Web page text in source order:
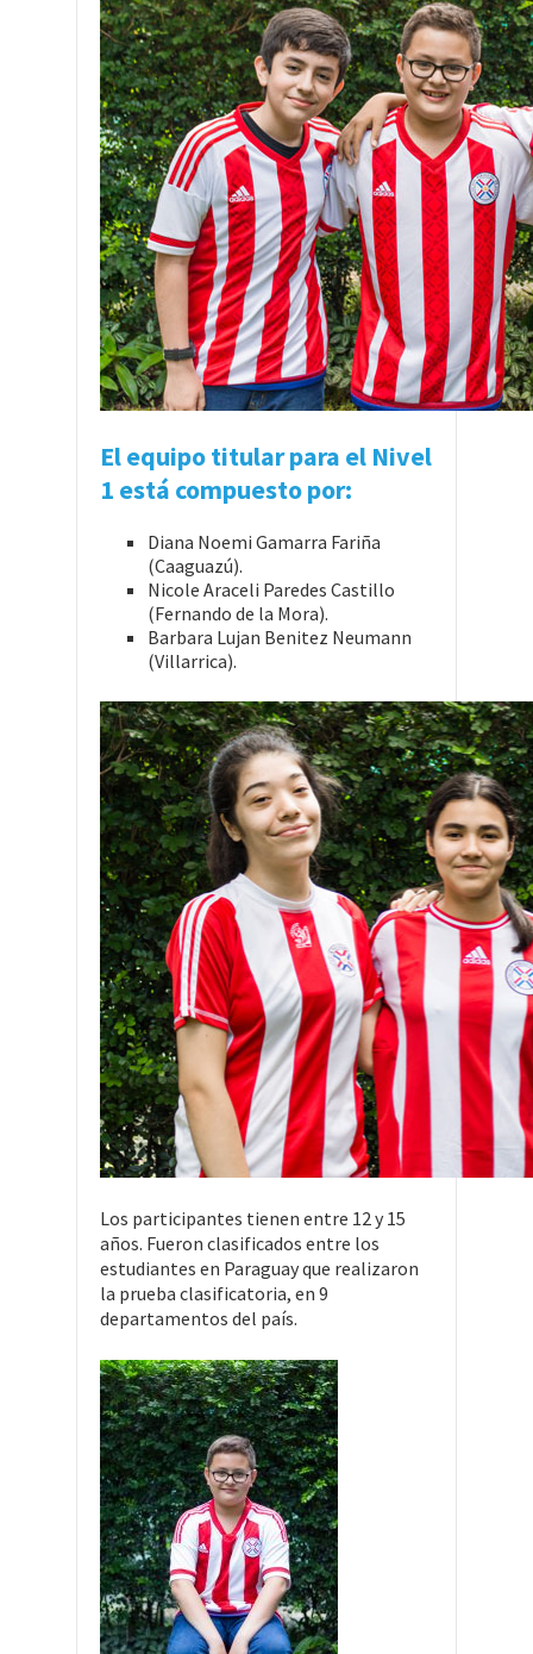
El equipo titular para el Nivel
1 está compuesto por:
Diana Noemi Gamarra Fariña
(Caaguazú).
Nicole Araceli Paredes Castillo
(Fernando de la Mora).
Barbara Lujan Benitez Neumann
(Villarrica).
Los participantes tienen entre 12 y 15
años. Fueron clasificados entre los
estudiantes en Paraguay que realizaron
la prueba clasificatoria, en 9
departamentos del país.